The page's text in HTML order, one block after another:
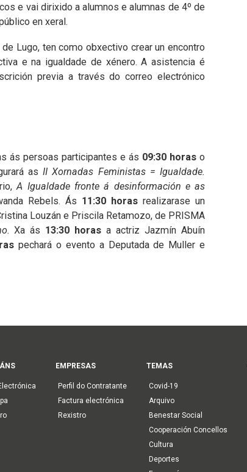
e vai dirixido a alumnos e alumnas de 4º de
en xeral.
Lugo, ten como obxectivo crear un encontro
e na igualdade de xénero. A asistencia é
previa a través do correo electrónico
ás persoas participantes e ás 09:30 horaso
asII Xornadas Feministas = Igualdade.
A Igualdade fronte á desinformación e as
Rebels. Ás 11:30 horas realizarase un
Louzán e Priscila Retamozo, de PRISMA
Xa ás 13:30 horas a actriz Jazmín Abuín
pechará o evento a Deputada de Muller e
EMPRESAS
Perfil do Contratante
Factura electrónica
Rexistro
TEMAS
Covid-19
Arquivo
Benestar Social
Cooperación Concellos
Cultura
Deportes